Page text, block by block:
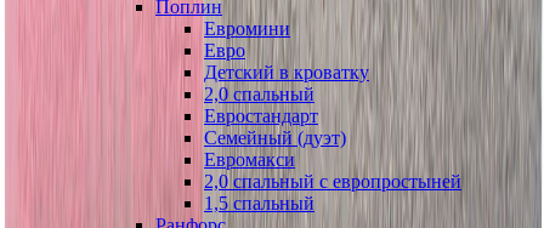
Поплин
Евромини
Евро
Детский в кроватку
2,0 спальный
Евростандарт
Семейный (дуэт)
Евромакси
2,0 спальный с европростыней
1,5 спальный